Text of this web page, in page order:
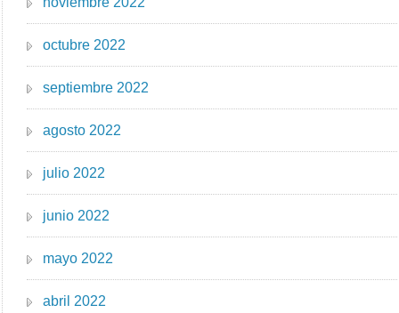
octubre 2022
septiembre 2022
agosto 2022
julio 2022
junio 2022
mayo 2022
abril 2022